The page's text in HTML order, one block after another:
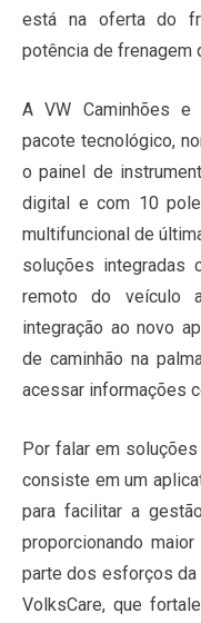
está na oferta do
potência de frenagem
A VW Caminhões
pacote tecnológico,
o painel de
digital e com 10
multifuncional de
soluções integradas
remoto do veículo
integração ao novo
de caminhão na
acessar informações
Por falar em
consiste em um
para facilitar a
proporcionando
parte dos esforços da
VolksCare, que